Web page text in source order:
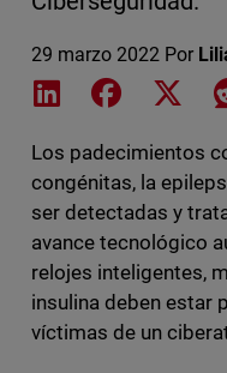
29 marzo 2022 Por
Share on LinkedIn
Share on
Los padecimientos
congénitas, la
ser detectadas y
avance tecnológico
relojes inteligentes,
insulina deben estar
víctimas de un